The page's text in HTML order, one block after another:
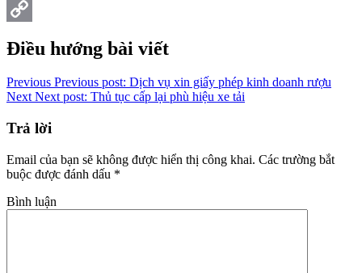
Pinterest
Điều hướng bài viết
Previous Previous post: Dịch vụ xin giấy phép kinh doanh rượu
Next Next post: Thủ tục cấp lại phù hiệu xe tải
Trả lời
Email của bạn sẽ không được hiển thị công khai. Các trường bắt
buộc được đánh dấu *
Bình luận